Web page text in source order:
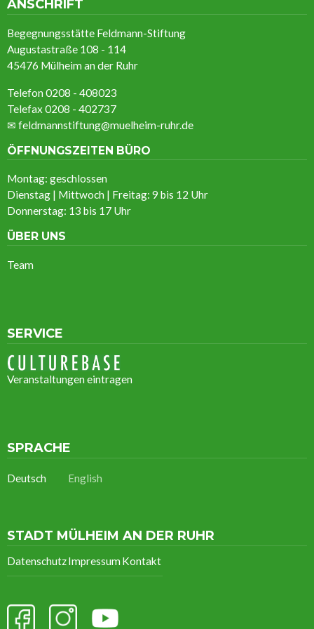
ANSCHRIFT
Begegnungsstätte Feldmann-Stiftung
Augustastraße 108 - 114
45476 Mülheim an der Ruhr
Telefon 0208 - 408023
Telefax 0208 - 402737
✉ feldmannstiftung@muelheim-ruhr.de
ÖFFNUNGSZEITEN BÜRO
Montag: geschlossen
Dienstag | Mittwoch | Freitag: 9 bis 12 Uhr
Donnerstag: 13 bis 17 Uhr
ÜBER UNS
Team
SERVICE
Veranstaltungen eintragen
SPRACHE
Deutsch English
STADT MÜLHEIM AN DER RUHR
DatenschutzImpressum Kontakt